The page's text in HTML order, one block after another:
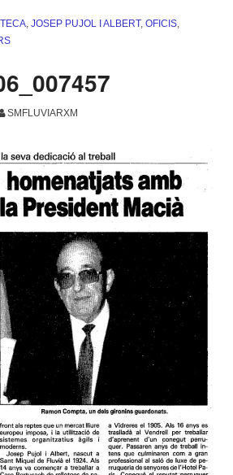
, JOSEP PUJOL I ALBERT, OFICIS,
SMFLUVIARXM